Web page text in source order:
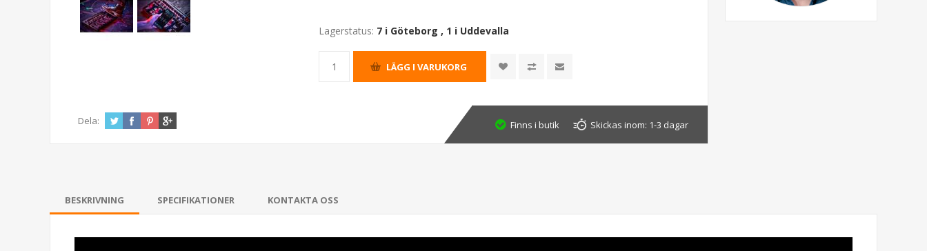
Lagerstatus: 7 i Göteborg , 1 i Uddevalla
Dela: Finns i butik Skickas inom: 1-3 dagar
BESKRIVNING SPECIFIKATIONER KONTAKTA OSS